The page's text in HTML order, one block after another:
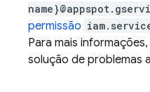
permissão
Para mais
solução de problemas